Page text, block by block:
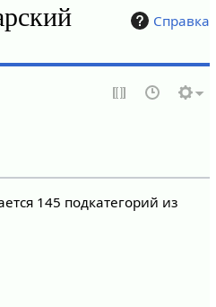
Справка
145 подкатегорий из